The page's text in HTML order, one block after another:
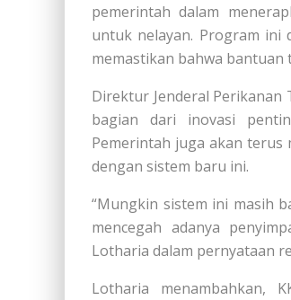
pemerintah dalam
untuk nelayan. Program ini
memastikan bahwa bantuan
Direktur Jenderal Perikanan
bagian dari inovasi
Pemerintah juga akan terus
dengan sistem baru ini.
“Mungkin sistem ini masih
mencegah adanya
Lotharia dalam pernyataan
Lotharia menambahkan,